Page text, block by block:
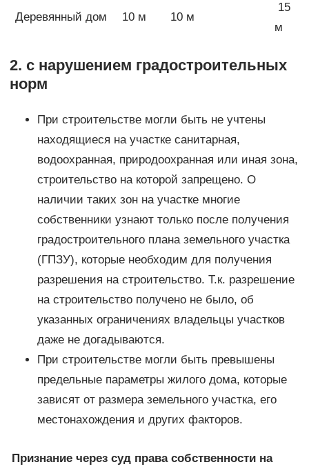
Деревянный дом 10 м 10 м
15
м
2. с нарушением градостроительных
норм
При строительстве могли быть не учтены
находящиеся на участке санитарная,
водоохранная, природоохранная или иная зона,
строительство на которой запрещено. О
наличии таких зон на участке многие
собственники узнают только после получения
градостроительного плана земельного участка
(ГПЗУ), которые необходим для получения
разрешения на строительство. Т.к. разрешение
на строительство получено не было, об
указанных ограничениях владельцы участков
даже не догадываются.
При строительстве могли быть превышены
предельные параметры жилого дома, которые
зависят от размера земельного участка, его
местонахождения и других факторов.
Признание через суд права собственности на